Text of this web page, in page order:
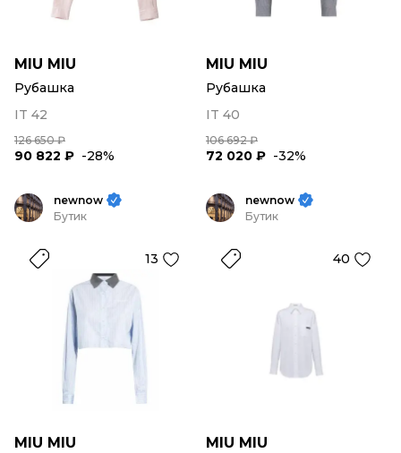
MIU MIU
Рубашка
IT 42
126 650 ₽
90 822 ₽ -28%
MIU MIU
Рубашка
IT 40
106 692 ₽
72 020 ₽ -32%
newnow
Бутик
13
MIU MIU
newnow
Бутик
40
MIU MIU